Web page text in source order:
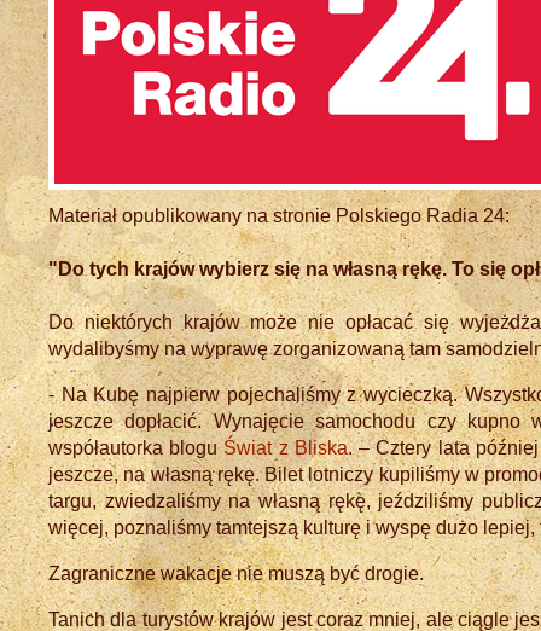
Materiał opublikowany na stronie Polskiego Radia 24:
"Do tych krajów wybierz się na własną rękę. To się
Do niektórych krajów może nie opłacać się
wydalibyśmy na wyprawę zorganizowaną tam
- Na Kubę najpierw pojechaliśmy z wycieczką.
jeszcze dopłacić. Wynajęcie samochodu czy
współautorka bloguŚwiat z Bliska. – Cztery lata
jeszcze, na własną rękę. Bilet lotniczy kupiliśmy w
targu, zwiedzaliśmy na własną rękę, jeździliśmy
więcej, poznaliśmy tamtejszą kulturę i wyspę dużo
Zagraniczne wakacje nie muszą być drogie.
Tanich dla turystów krajów jest coraz mniej, ale ciągle